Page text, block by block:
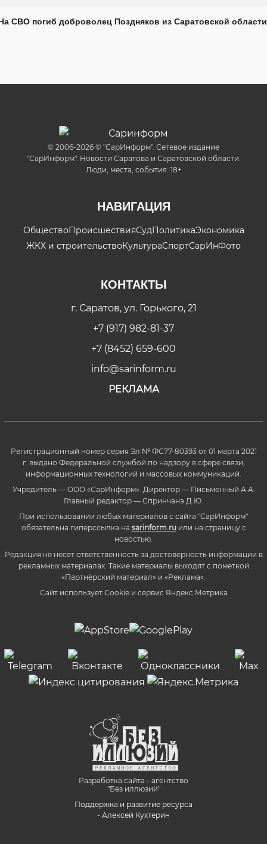
СВО погиб доброволец Поздняков из Саратовской области
© 2006-2026 © "СарИнформ". Сетевое издание
"СарИнформ". Новости Саратова и Саратовской области.
Люди, места, события. 18+
НАВИГАЦИЯ
ОбществоПроисшествияСудПолитикаЭкономика
ЖКХ и строительствоКультураСпортСарИнФото
КОНТАКТЫ
г. Саратов, ул. Горького, 21
+7 (917) 982-81-37
+7 (8452) 659-600
info@sarinform.ru
РЕКЛАМА
Регистрационный номер серия Эл № ФС77-80393 от 01 марта 2021
г. выдано Федеральной службой по надзору в сфере связи,
информационных технологий и массовых коммуникаций.
Учредитель — ООО «СарИнформ». Директор — Письменный А.А.
Главный редактор — Спринчанэ Д.Ю.
При использовании любых материалов с сайта "СарИнформ"
обязательна гиперссылка на sarinform.ruили на страницу с
новостью.
Редакция не несет ответственность за достоверность информации в
рекламных материалах. Такие материалы выходят с пометкой
«Партнёрский материал» и «Реклама».
Сайт использует Cookie и сервиc Яндекс.Метрика
Разработка сайта - агентство
"Без иллюзий"
Поддержка и развитие ресурса
- Алексей Кухтерин